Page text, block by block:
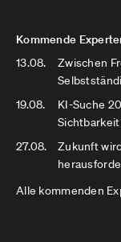
Kommende
13.08.
Zwischen
19.08.
KI-Suche
Sichtbarkeit
27.08.
Zukunft
Alle kommenden